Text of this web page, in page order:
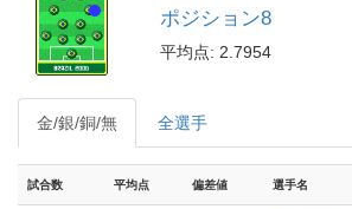
ポジション8
平均点: 2.7954
金/銀/銅/無 全選手
試合数 平均点 偏差値 選手名